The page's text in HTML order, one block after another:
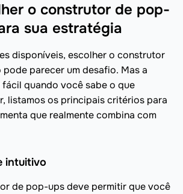
o construtor de pop-
sua estratégia
disponíveis, escolher o construtor
parecer um desafio. Mas a
quando você sabe o que
listamos os principais critérios para
que realmente combina com
intuitivo
de pop-ups deve permitir que você